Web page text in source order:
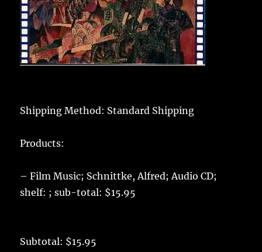
Shipping Method: Standard Shipping
Products:
– Film Music; Schnittke, Alfred; Audio CD;
shelf: ; sub-total: $15.95
Subtotal: $15.95